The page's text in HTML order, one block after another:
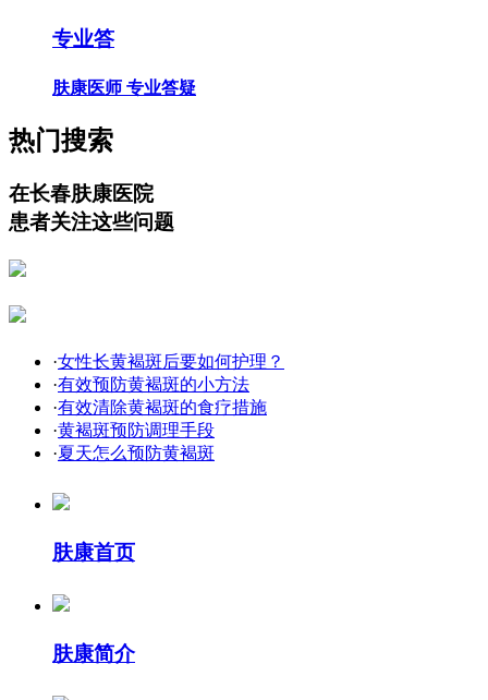
专业答
肤康医师 专业答疑
热门搜索
在长春肤康医院
患者关注这些问题
·女性长黄褐斑后要如何护理？
·有效预防黄褐斑的小方法
·有效清除黄褐斑的食疗措施
·黄褐斑预防调理手段
·夏天怎么预防黄褐斑
肤康首页
肤康简介